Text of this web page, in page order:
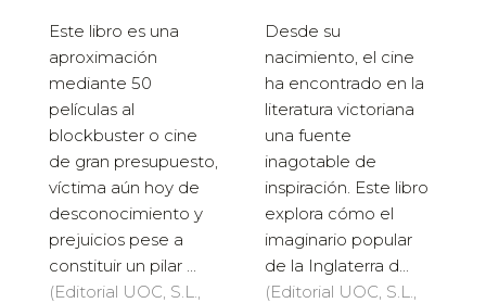
Este libro es una
aproximación
mediante 50
películas al
blockbuster o cine
de gran presupuesto,
víctima aún hoy de
desconocimiento y
prejuicios pese a
constituir un pilar ...
(Editorial UOC, S.L.,
Desde su
nacimiento, el cine
ha encontrado en la
literatura victoriana
una fuente
inagotable de
inspiración. Este libro
explora cómo el
imaginario popular
de la Inglaterra d...
(Editorial UOC, S.L.,